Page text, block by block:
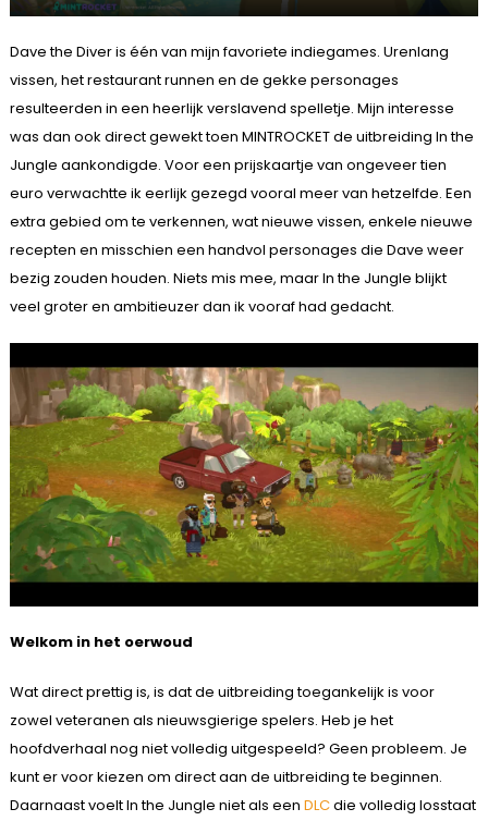
Dave the Diver is één van mijn favoriete indiegames. Urenlang
vissen, het restaurant runnen en de gekke personages
resulteerden in een heerlijk verslavend spelletje. Mijn interesse
was dan ook direct gewekt toen MINTROCKET de uitbreiding In the
Jungle aankondigde. Voor een prijskaartje van ongeveer tien
euro verwachtte ik eerlijk gezegd vooral meer van hetzelfde. Een
extra gebied om te verkennen, wat nieuwe vissen, enkele nieuwe
recepten en misschien een handvol personages die Dave weer
bezig zouden houden. Niets mis mee, maar In the Jungle blijkt
veel groter en ambitieuzer dan ik vooraf had gedacht.
Welkom in het oerwoud
Wat direct prettig is, is dat de uitbreiding toegankelijk is voor
zowel veteranen als nieuwsgierige spelers. Heb je het
hoofdverhaal nog niet volledig uitgespeeld? Geen probleem. Je
kunt er voor kiezen om direct aan de uitbreiding te beginnen.
Daarnaast voelt In the Jungle niet als een DLCdie volledig losstaat